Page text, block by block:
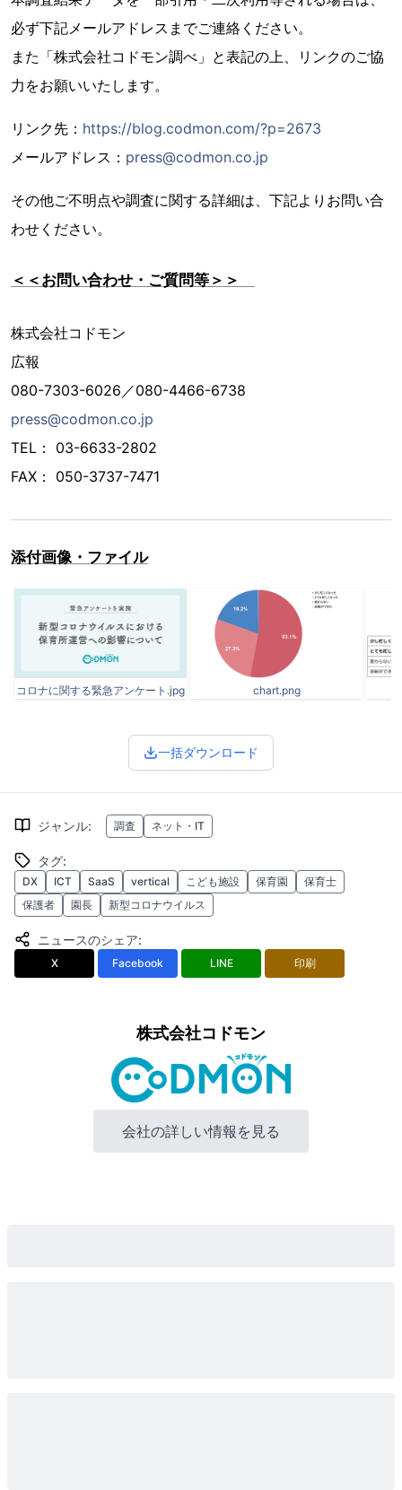
必ず下記メールアドレスまでご連絡ください。
また「株式会社コドモン調べ」と表記の上、リンクのご協
力をお願いいたします。
リンク先： https://blog.codmon.com/?p=2673
メールアドレス： press@codmon.co.jp
その他ご不明点や調査に関する詳細は、下記よりお問い合
わせください。
＜＜お問い合わせ・ご質問等＞＞
株式会社コドモン
広報
080-7303-6026／080-4466-6738
press@codmon.co.jp
TEL： 03-6633-2802
FAX： 050-3737-7471
添付画像・ファイル
コロナに関する緊急アンケート.jpg chart.png
一括ダウンロード
ジャンル: 調査 ネット・IT
タグ:
DX ICT SaaS vertical こども施設 保育園
保育士
保護者
園長 新型コロナウイルス
ニュースのシェア:
X Facebook LINE 印刷
株式会社コドモン
会社の詳しい情報を見る